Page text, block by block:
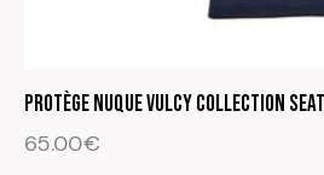
Protège nuque Vulcy Collection
65.00€